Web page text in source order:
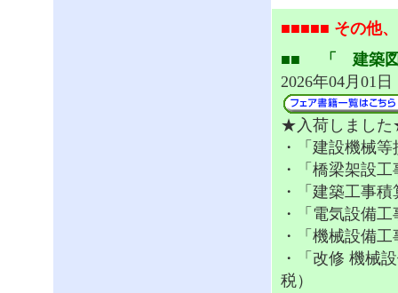
■■■■■ その他
■■ 「 建築図
2026年04月01
★入荷しまし
・「建設機械
・「橋梁架設
・「建築工事
・「電気設備
・「機械設備
・「改修 機械
税）